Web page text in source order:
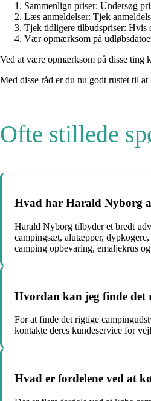
Sammenlign priser: Undersøg
Læs anmeldelser: Tjek
Tjek tidligere tilbudspriser: Hvis
Vær opmærksom på
Ved at være opmærksom på disse ting
Med disse råd er du nu godt rustet til
Ofte stillede
Hvad har Harald Nyborg
Harald Nyborg tilbyder et bredt
campingsæt, alutæpper, dypkogere,
camping opbevaring, emaljekrus
Hvordan kan jeg finde det
For at finde det rigtige
kontakte deres kundeservice for
Hvad er fordelene ved at